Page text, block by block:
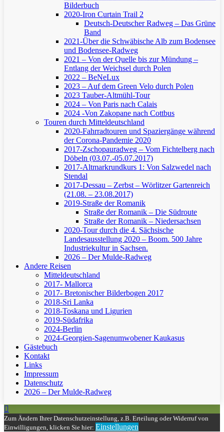
Bilderbuch
2020-Iron Curtain Trail 2
Deutsch-Deutscher Radweg – Das Grüne
Band
2021-Über die Schwäbische Alb zum Bodensee
und Bodensee-Radweg
2021 – Von der Quelle bis zur Mündung –
Entlang der Weichsel durch Polen
2022 – BeNeLux
2023 – Auf dem Green Velo durch Polen
2023 Tauber-Altmühl-Tour
2024 – Von Paris nach Calais
2024 -Von Zakopane nach Cottbus
Touren durch Mitteldeutschland
2020-Fahrradtouren und Spaziergänge während
der Corona-Pandemie 2020
2017-Zschopauradweg – Vom Fichtelberg nach
Döbeln (03.07.-05.07.2017)
2017-Altmarkrundkurs 1: Von Salzwedel nach
Stendal
2017-Dessau – Zerbst – Wörlitzer Gartenreich
(21.08. – 23.08.2017)
2019-Straße der Romanik
Straße der Romanik – Die Südroute
Straße der Romanik – Niedersachsen
2020-Tour durch die 4. Sächsische
Landesausstellung 2020 – Boom. 500 Jahre
Industriekultur in Sachsen.
2026 – Der Mulde-Radweg
Andere Reisen
Mitteldeutschland
2017- Mallorca
2017- Bretonischer Bilderbogen 2017
2018-Sri Lanka
2018-Toskana und Ligurien
2019-Südafrika
2024-Berlin
2024-Georgien-Sagenumwobener Kaukasus
Gästebuch
Kontakt
Links
Impressum
Datenschutz
2026 – Der Mulde-Radweg
Zum Ändern Ihrer Datenschutzeinstellung, z.B. Erteilung oder Widerruf von
Einwilligungen, klicken Sie hier: Einstellungen